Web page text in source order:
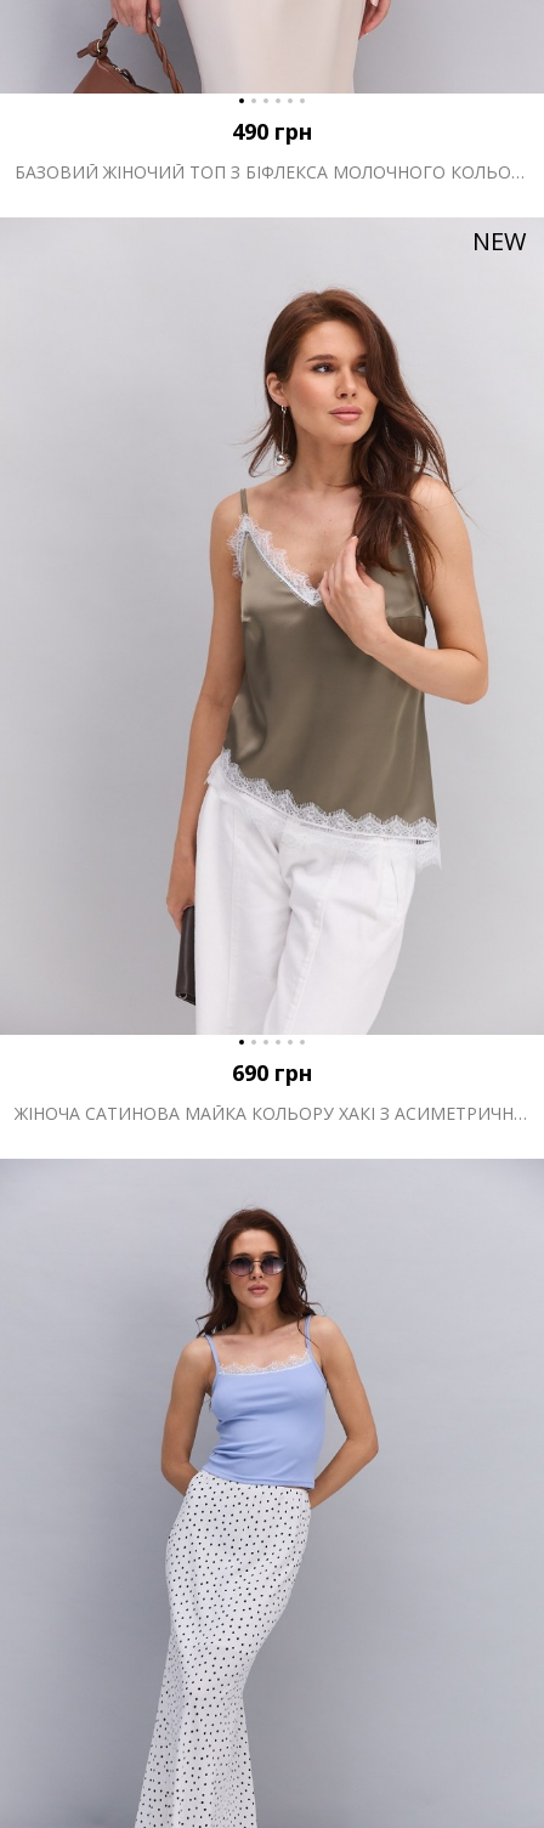
490 грн
БАЗОВИЙ ЖІНОЧИЙ ТОП З БІФЛЕКСА МОЛОЧНОГО КОЛЬОРУ
NEW
690 грн
ЖІНОЧА САТИНОВА МАЙКА КОЛЬОРУ ХАКІ З АСИМЕТРИЧНИМ НИЗОМ І МЕРЕЖИВОМ